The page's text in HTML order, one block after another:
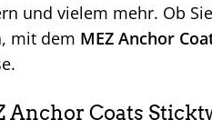
und vielem mehr. Ob
mit dem MEZ Anchor
Anchor Coats